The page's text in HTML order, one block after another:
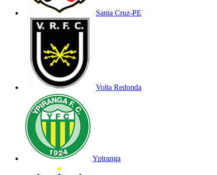
Santa Cruz-PE
Volta Redonda
Ypiranga